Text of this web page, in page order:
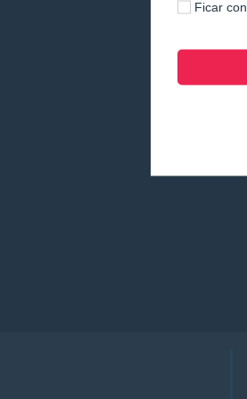
Ficar